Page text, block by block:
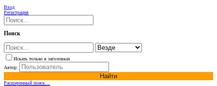
Вход
Регистрация
Поиск
Искать только в заголовках
Автор:
Найти
Расширенный поиск…